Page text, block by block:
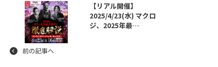
【リアル開催】
2025/4/23(水) マクロ
ジ、2025年最…
前の記事へ